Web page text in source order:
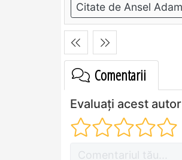
Citate de Ansel
Comentarii
Evaluați acest